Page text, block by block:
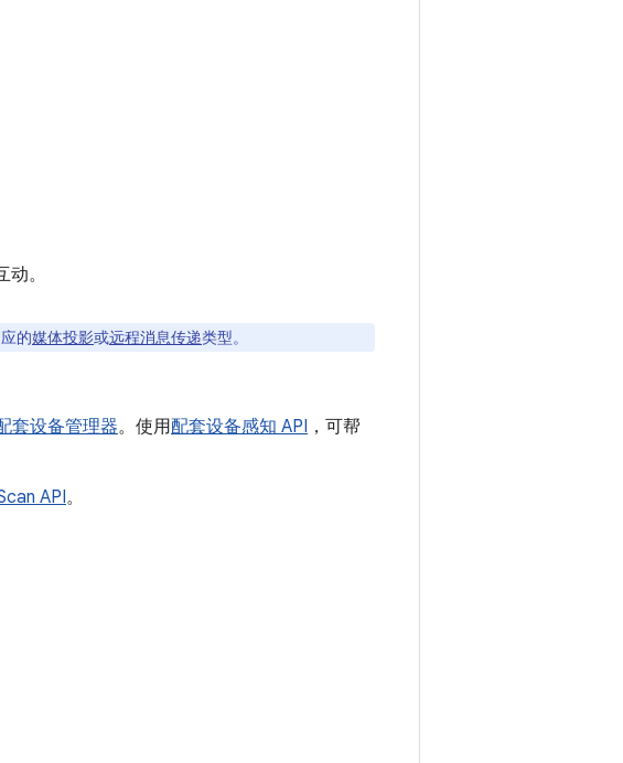
。
的媒体投影或远程消息传递类型。
套设备管理器。使用配套设备感知 API ，可帮
API。